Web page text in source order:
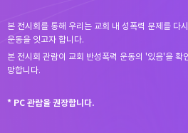
본 전시회를 통해 우리는 교회 내 성폭력 문제를
운동을 잇고자 합니다.
본 전시회 관람이 교회 반성폭력 운동의 '있음'을 확
망합니다.
* PC 관람을 권장합니다.